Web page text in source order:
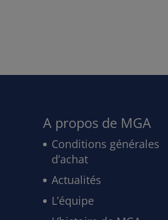
A propos de MGA
Conditions générales
d’achat
Actualités
L’équipe